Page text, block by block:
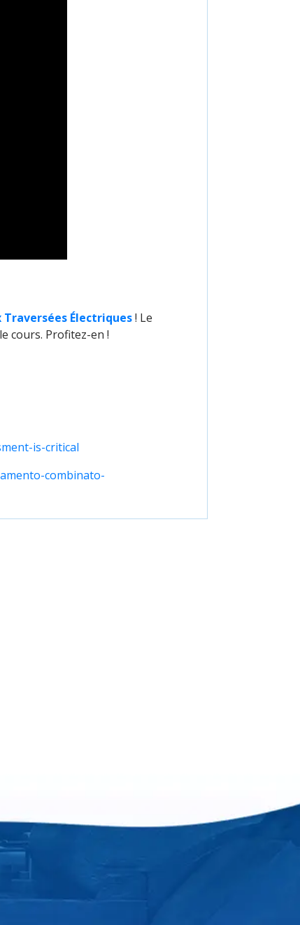
Électriques! Le
cours. Profitez-en !
is-critical
combinato-